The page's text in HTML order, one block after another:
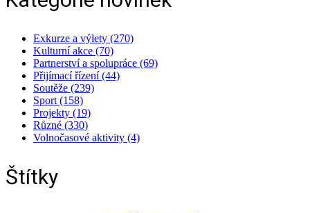
Exkurze a výlety (270)
Kulturní akce (70)
Partnerství a spolupráce (69)
Přijímací řízení (44)
Soutěže (239)
Sport (158)
Projekty (19)
Různé (330)
Volnočasové aktivity (4)
Štítky